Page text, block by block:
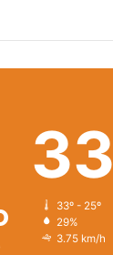
33
33º - 25º
29%
3.75 km/h